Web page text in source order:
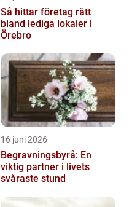
Så hittar företag rätt
bland lediga lokaler i
Örebro
16 juni 2026
Begravningsbyrå: En
viktig partner i livets
svåraste stund